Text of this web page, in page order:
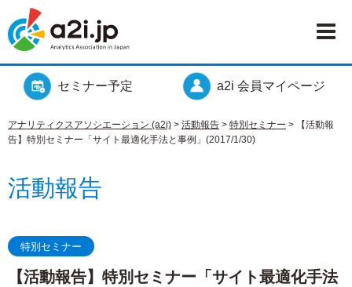
セミナー予定 a2i 会員マイページ
アナリティクスアソシエーション (a2i) > 活動報告 > 特別セミナー >
【活動報
告】特別セミナー「サイト最適化手法と事例」(2017/1/30)
活動報告
特別セミナー
【活動報告】特別セミナー「サイト最適化手法